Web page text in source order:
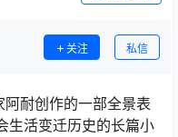
关注 私信
阿耐创作的一部全景表
生活变迁历史的长篇小